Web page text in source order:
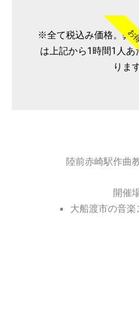
お
※全て税込み価格。弊
は上記から1時間1人あ
りま
陸前赤崎駅作曲
開催
大船渡市の音楽